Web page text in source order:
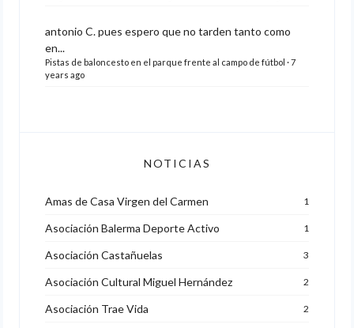
antonio C.pues espero que no tarden tanto como
en...
Pistas de baloncesto en el parque frente al campo de fútbol ·7
years ago
NOTICIAS
Amas de Casa Virgen del Carmen 1
Asociación Balerma Deporte Activo 1
Asociación Castañuelas 3
Asociación Cultural Miguel Hernández 2
Asociación Trae Vida 2